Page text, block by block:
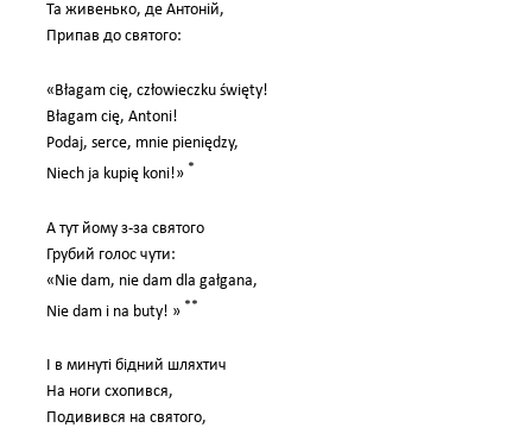
Та живенько, де Антоній,
Припав до святого:
«Błagam cię, człowieczku święty!
Błagam cię, Antoni!
Podaj, serce, mnie pieniędzy,
Niech ja kupię koni!» *
А тут йому з-за святого
Грубий голос чути:
«Nie dam, nie dam dla gałgana,
Nie dam i na buty! » **
І в минуті бідний шляхтич
На ноги схопився,
Подивився на святого,